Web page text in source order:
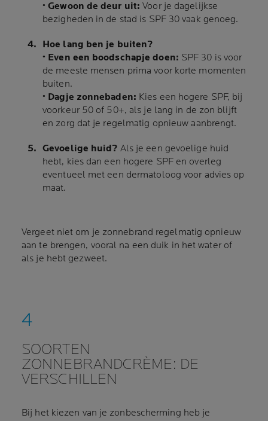
• Gewoon de deur uit: Voor je dagelijkse
bezigheden in de stad is SPF 30 vaak genoeg.
Hoe lang ben je buiten?
• Even een boodschapje doen: SPF 30 is voor
de meeste mensen prima voor korte momenten
buiten.
• Dagje zonnebaden: Kies een hogere SPF, bij
voorkeur 50 of 50+, als je lang in de zon blijft
en zorg dat je regelmatig opnieuw aanbrengt.
Gevoelige huid? Als je een gevoelige huid
hebt, kies dan een hogere SPF en overleg
eventueel met een dermatoloog voor advies op
maat.
Vergeet niet om je zonnebrand regelmatig opnieuw
aan te brengen, vooral na een duik in het water of
als je hebt gezweet.
SOORTEN
ZONNEBRANDCRÈME: DE
VERSCHILLEN
Bij het kiezen van je zonbescherming heb je